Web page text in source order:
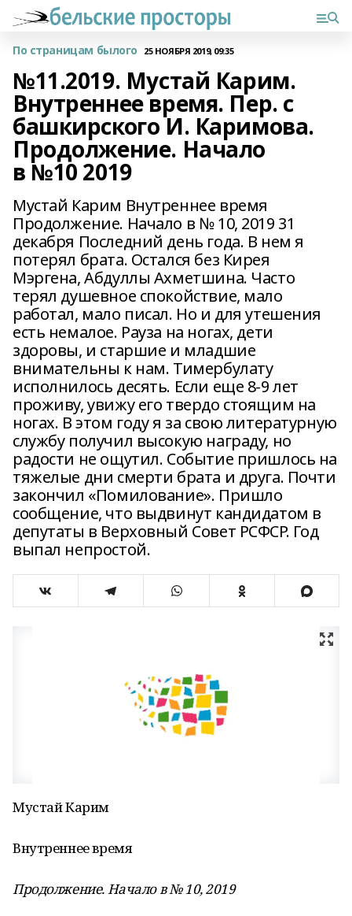
По страницам былого 25 НОЯБРЯ 2019, 09:35
№11.2019. Мустай Карим.
Внутреннее время. Пер. с
башкирского И. Каримова.
Продолжение. Начало
в №10 2019
Мустай Карим Внутреннее время
Продолжение. Начало в № 10, 2019 31
декабря Последний день года. В нем я
потерял брата. Остался без Кирея
Мэргена, Абдуллы Ахметшина. Часто
терял душевное спокойствие, мало
работал, мало писал. Но и для утешения
есть немалое. Рауза на ногах, дети
здоровы, и старшие и младшие
внимательны к нам. Тимербулату
исполнилось десять. Если еще 8-9 лет
проживу, увижу его твердо стоящим на
ногах. В этом году я за свою литературную
службу получил высокую награду, но
радости не ощутил. Событие пришлось на
тяжелые дни смерти брата и друга. Почти
закончил «Помилование». Пришло
сообщение, что выдвинут кандидатом в
депутаты в Верховный Совет РСФСР. Год
выпал непростой.
Мустай Карим
Внутреннее время
Продолжение. Начало в № 10, 2019